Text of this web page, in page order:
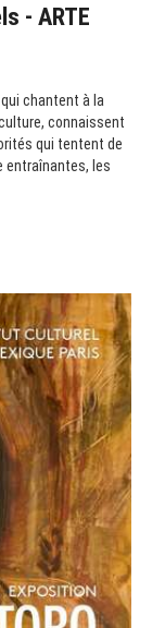
- ARTE
chantent à la
connaissent
qui tentent de
entraînantes, les